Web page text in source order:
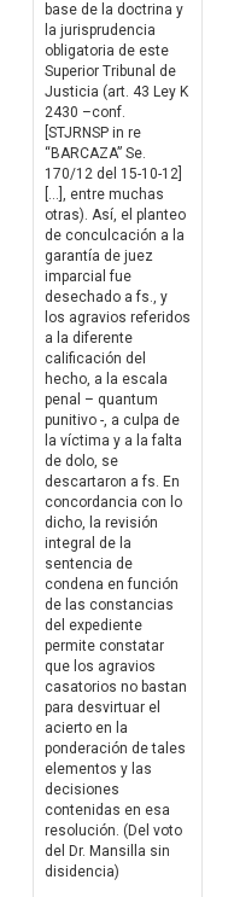
base de la doctrina y
la jurisprudencia
obligatoria de este
Superior Tribunal de
Justicia (art. 43 Ley K
2430 –conf.
[STJRNSP in re
“BARCAZA” Se.
170/12 del 15-10-12]
[…], entre muchas
otras). Así, el planteo
de conculcación a la
garantía de juez
imparcial fue
desechado a fs., y
los agravios referidos
a la diferente
calificación del
hecho, a la escala
penal – quantum
punitivo -, a culpa de
la víctima y a la falta
de dolo, se
descartaron a fs. En
concordancia con lo
dicho, la revisión
integral de la
sentencia de
condena en función
de las constancias
del expediente
permite constatar
que los agravios
casatorios no bastan
para desvirtuar el
acierto en la
ponderación de tales
elementos y las
decisiones
contenidas en esa
resolución. (Del voto
del Dr. Mansilla sin
disidencia)